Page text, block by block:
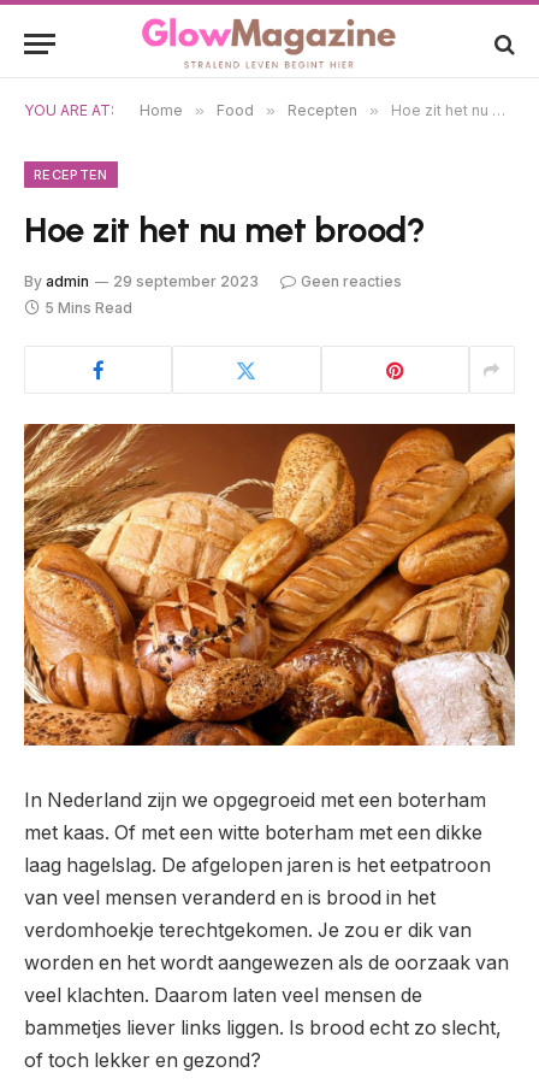
YOU ARE AT: Home » Food » Recepten » Hoe zit het nu met brood?
RECEPTEN
Hoe zit het nu met brood?
By admin 29 september 2023
Geen reacties
5 Mins Read
In Nederland zijn we opgegroeid met een boterham
met kaas. Of met een witte boterham met een dikke
laag hagelslag. De afgelopen jaren is het eetpatroon
van veel mensen veranderd en is brood in het
verdomhoekje terechtgekomen. Je zou er dik van
worden en het wordt aangewezen als de oorzaak van
veel klachten. Daarom laten veel mensen de
bammetjes liever links liggen. Is brood echt zo slecht,
of toch lekker en gezond?